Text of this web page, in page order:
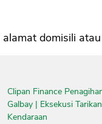
domisili
Clipan Finance
Galbay | Eksekusi Tarikan
Kendaraan